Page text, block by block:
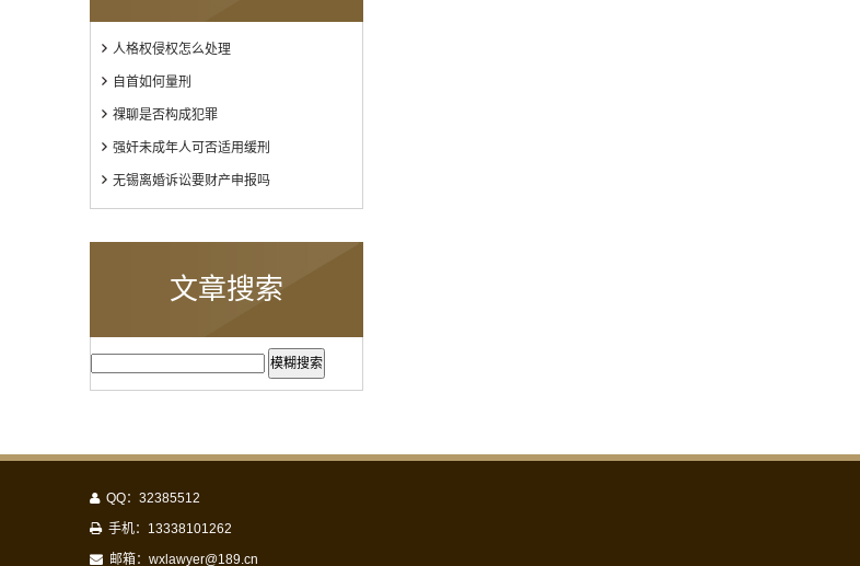
人格权侵权怎么处理
自首如何量刑
祼聊是否构成犯罪
强奸未成年人可否适用缓刑
无锡离婚诉讼要财产申报吗
文章搜索
模糊搜索
QQ：32385512
手机：13338101262
邮箱： wxlawyer@189.cn